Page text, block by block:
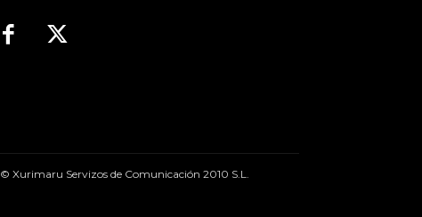
© Xurimaru Servizos de Comunicación 2010 S.L.